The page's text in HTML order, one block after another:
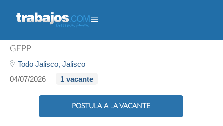
Promotor De Cambaceo
GEPP
Todo Jalisco, Jalisco
04/07/2026
1 vacante
POSTULA A LA VACANTE